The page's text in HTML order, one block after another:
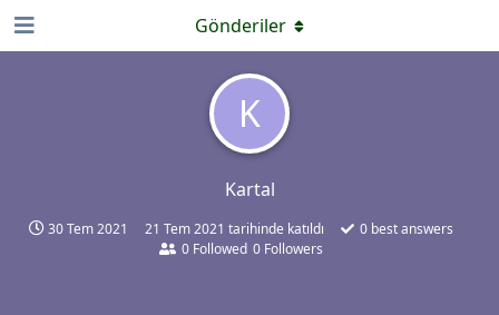
K
Kartal
30 Tem 2021 21 Tem 2021 tarihinde katıldı 0 best answers
0 Followed 0 Followers
Gönderiler